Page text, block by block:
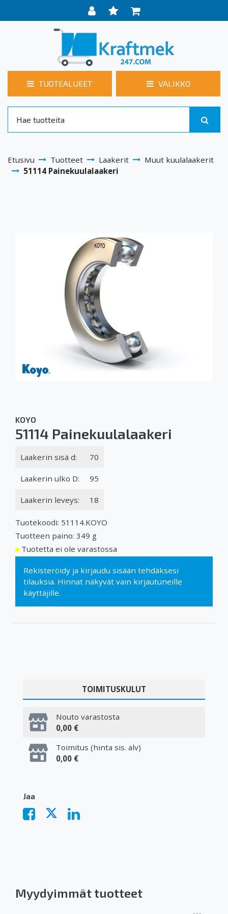
TUOTEALUEET VALIKKO
Etusivu Tuotteet Laakerit
Muut kuulalaakerit
51114 Painekuulalaakeri
KOYO
51114 Painekuulalaakeri
Laakerin sisä d: 70
Laakerin ulko D: 95
Laakerin leveys: 18
Tuotekoodi: 51114.KOYO
Tuotteen paino: 349 g
Tuotetta ei ole varastossa
Rekisteröidy ja kirjaudu sisään tehdäksesi
tilauksia. Hinnat näkyvät vain kirjautuneille
käyttäjille.
TOIMITUSKULUT
Nouto varastosta
0,00 €
Toimitus (hinta sis. alv)
0,00 €
Jaa
Myydyimmät tuotteet